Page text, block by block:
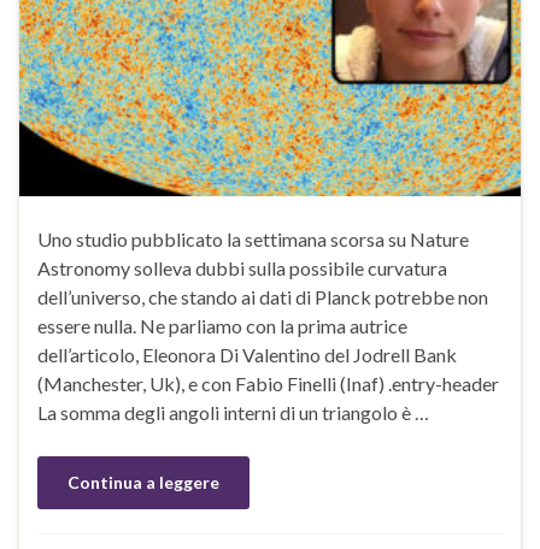
Uno studio pubblicato la settimana scorsa su Nature
Astronomy solleva dubbi sulla possibile curvatura
dell’universo, che stando ai dati di Planck potrebbe non
essere nulla. Ne parliamo con la prima autrice
dell’articolo, Eleonora Di Valentino del Jodrell Bank
(Manchester, Uk), e con Fabio Finelli (Inaf) .entry-header
La somma degli angoli interni di un triangolo è …
Continua a leggere